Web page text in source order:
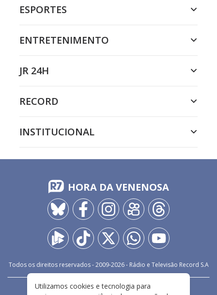
ESPORTES
ENTRETENIMENTO
JR 24H
RECORD
INSTITUCIONAL
HORA DA VENENOSA
Todos os direitos reservados - 2009-2026- Rádio e Televisão Record S.A
FALE CONOSCO PRIVACIDADE
Utilizamos cookies e tecnologia para